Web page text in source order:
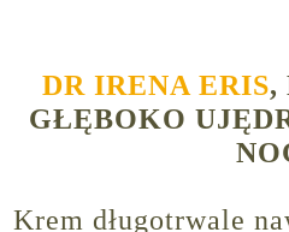
DR IRENA ERIS,
GŁĘBOKO
Krem długotrwale